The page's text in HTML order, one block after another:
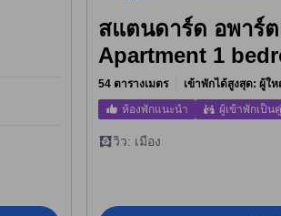
สแตนดาร์ด อพาร์
Apartment 1
54 ตารางเมตร เข้าพักได้สูงสุด: ผู้ใ
ห้องพักแนะนำ ผู้เข้าพักเป็น
วิว: เมือง